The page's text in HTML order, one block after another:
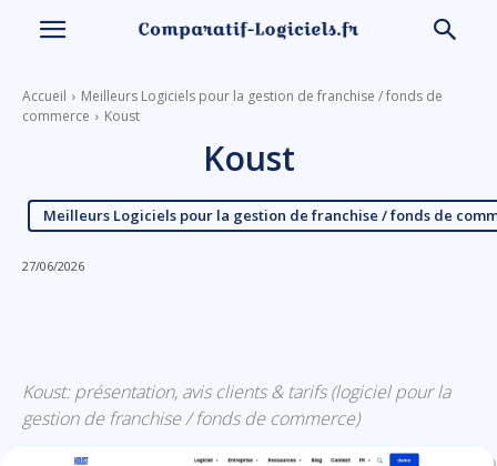
Accueil
Meilleurs Logiciels pour la gestion de franchise / fonds de
commerce
Koust
Koust
Meilleurs Logiciels pour la gestion de franchise / fonds de
27/06/2026
Koust: présentation, avis clients & tarifs (logiciel pour la
gestion de franchise / fonds de commerce)